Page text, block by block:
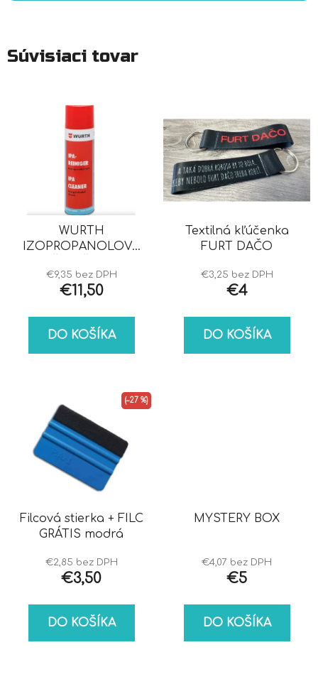
Súvisiaci tovar
WURTH
IZOPROPANOLOVÝ
€9,35 bez DPH
€11,50
DO KOŠÍKA
Textilná kľúčenka
FURT DAČO
€3,25 bez DPH
€4
DO KOŠÍKA
Filcová stierka + FILC
GRÁTIS modrá
€2,85 bez DPH
€3,50
(–27 %)
DO KOŠÍKA
MYSTERY BOX
€4,07 bez DPH
€5
DO KOŠÍKA